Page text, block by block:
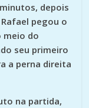
depois
pegou o
meio do
seu primeiro
a perna direita
na partida,